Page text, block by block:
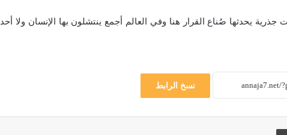
جذرية يحدثها صُناع القرار هنا وفي العالم أجمع ينتشلون بها الإنسان ولا أحد
نسخ الرابط
طباعة